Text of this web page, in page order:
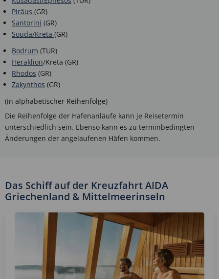
Piräus (GR)
Santorini (GR)
Souda/Kreta (GR)
Bodrum (TUR)
Heraklion/Kreta (GR)
Rhodos (GR)
Zakynthos (GR)
(in alphabetischer Reihenfolge)
Die Reihenfolge der Hafenanläufe kann je Reisetermin
unterschiedlich sein. Ebenso kann es zu terminbedingten
Änderungen der angelaufenen Häfen kommen.
Das Schiff auf der Kreuzfahrt AIDA
Griechenland & Mittelmeerinseln